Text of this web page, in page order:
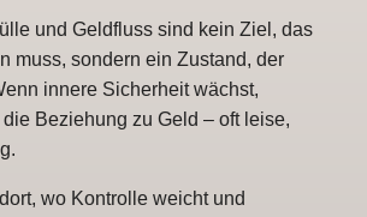
und Geldfluss sind kein Ziel, das
muss, sondern ein Zustand, der
innere Sicherheit wächst,
Beziehung zu Geld – oft leise,
wo Kontrolle weicht und